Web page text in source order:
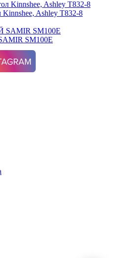
Ashley T832-8
SM100E